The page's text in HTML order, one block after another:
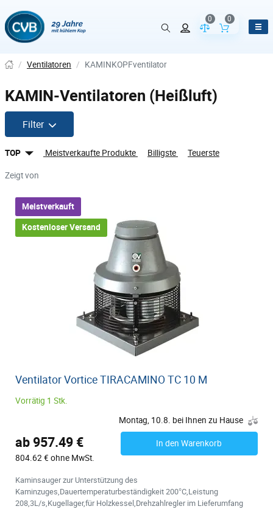
Vergleich der
0
Inhalt des
0
/ Ventilatoren / KAMINKOPFventilator
KAMIN-Ventilatoren (Heißluft)
Filter
TOP Meistverkaufte Produkte Billigste Teuerste
Zeigt von
Meistverkauft
Kostenloser Versand
Ventilator Vortice TIRACAMINO TC 10 M
Vorrätig 1 Stk.
Montag, 10.8. bei Ihnen zu Hause
ab 957.49 €
804.62 € ohne MwSt.
In den Warenkorb
Kaminsauger zur Unterstützung des
Kaminzuges,Dauertemperaturbeständigkeit 200°C,Leistung
208,3L/s,Kugellager,für Holzkessel,Drehzahlregler im Lieferumfang